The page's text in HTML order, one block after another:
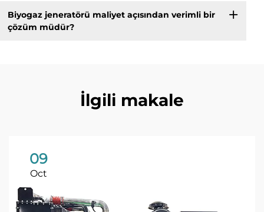
Biyogaz jeneratörü maliyet açısından verimli bir
çözüm müdür?
İlgili makale
09
Oct